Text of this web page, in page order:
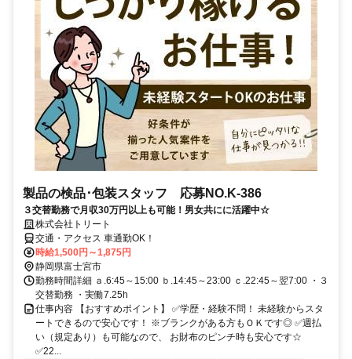
製品の検品･包装スタッフ 応募NO.K-386
３交替勤務で月収30万円以上も可能！男女共にに活躍中☆
株式会社トリート
交通・アクセス 車通勤OK！
時給1,500円～1,875円
静岡県富士宮市
勤務時間詳細 ａ.6:45～15:00 ｂ.14:45～23:00 ｃ.22:45～翌7:00 ・３
交替勤務 ・実働7.25h
仕事内容 【おすすめポイント】 ✅学歴・経験不問！ 未経験からスタ
ートできるので安心です！ ※ブランクがある方もＯＫです◎ ✅週払
い（規定あり）も可能なので、 お財布のピンチ時も安心です☆
✅22...